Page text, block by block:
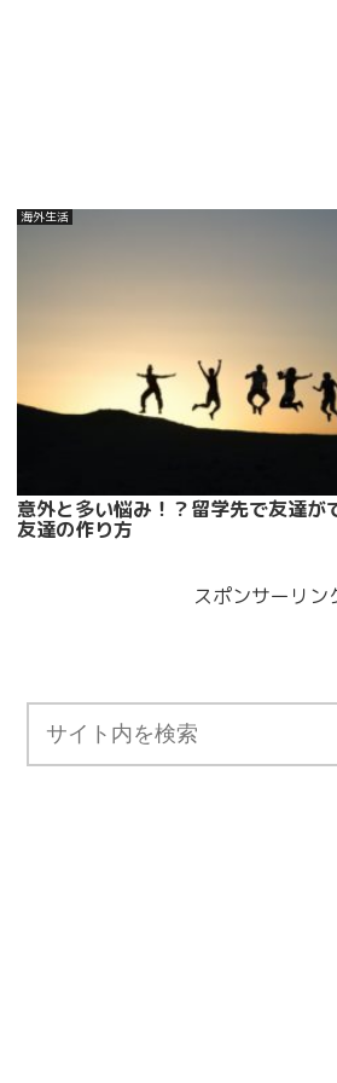
海外生活
意外と多い悩み！？留学先で友達が
友達の作り方
スポンサーリン